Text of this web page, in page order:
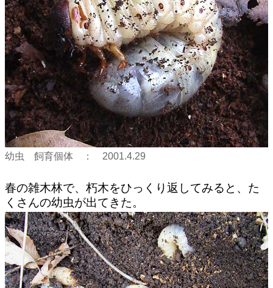
幼虫 飼育個体 ： 2001.4.29
春の雑木林で、朽木をひっくり返してみると、た
くさんの幼虫が出てきた。